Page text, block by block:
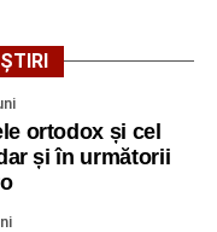
ortodox și cel
și în următorii